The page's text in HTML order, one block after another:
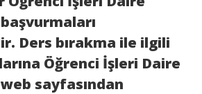
. Ders bırakma ile ilgili
Öğrenci İşleri Daire
web sayfasından